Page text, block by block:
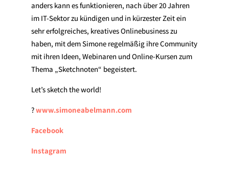
anders kann es funktionieren, nach über 20 Jahren
im IT-Sektor zu kündigen und in kürzester Zeit ein
sehr erfolgreiches, kreatives Onlinebusiness zu
haben, mit dem Simone regelmäßig ihre Community
mit ihren Ideen, Webinaren und Online-Kursen zum
Thema „Sketchnoten“ begeistert.
Let’s sketch the world!
?www.simoneabelmann.com
Facebook
Instagram